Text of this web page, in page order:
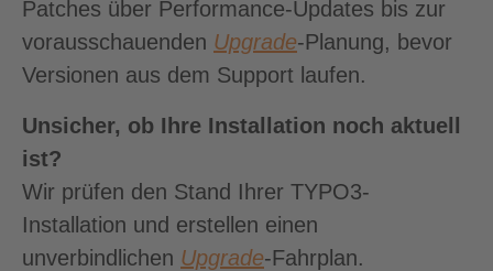
Patches über Performance-Updates bis zur
vorausschauenden Upgrade-Planung, bevor
Versionen aus dem Support laufen.
Unsicher, ob Ihre Installation noch aktuell
ist?
Wir prüfen den Stand Ihrer TYPO3-
Installation und erstellen einen
unverbindlichen Upgrade-Fahrplan.